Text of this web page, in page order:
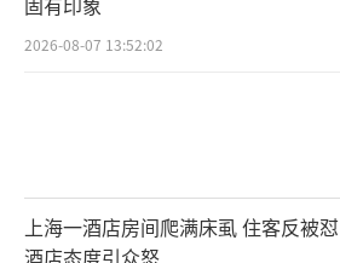
2026-08-07 13:52:02
上海一酒店房间爬满床虱 住客反被怼